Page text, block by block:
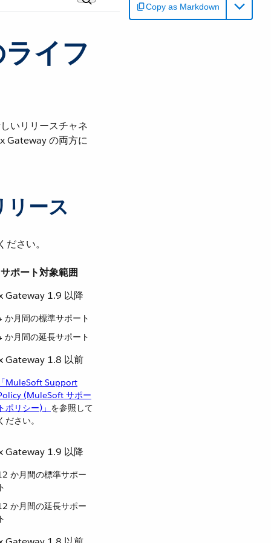
Copy as Markdown
イフ
いリリースチャネ
Gateway の両方に
リース
さい。
サポート対象範囲
Gateway 1.9 以降
か月間の標準サポート
か月間の延長サポート
Gateway 1.8 以前
「MuleSoft Support
(MuleSoft サポー
トポリシー)」 ​を参照して
ださい。
Gateway 1.9 以降
か月間の標準サポー
ト
か月間の延長サポー
ト